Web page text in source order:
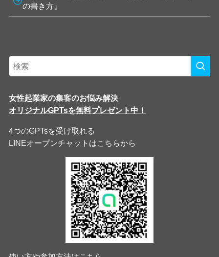
の書き方』
女性起業家の集客のお悩み解決
オリジナルGPTsを無料プレゼント中！
4つのGPTsを受け取れる
LINEオープンチャットはこちらから